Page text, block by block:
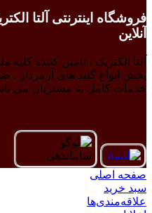
فروشگاه اینترنتی آلتا
آنلاین
آلتا الکتریک ، تامین کننده
پخش انواع گلند های آرمردار ،
خدمات کامل به مشتریان می
صفحه اصلی
سبد خرید
علاقه‌مندی‌ها